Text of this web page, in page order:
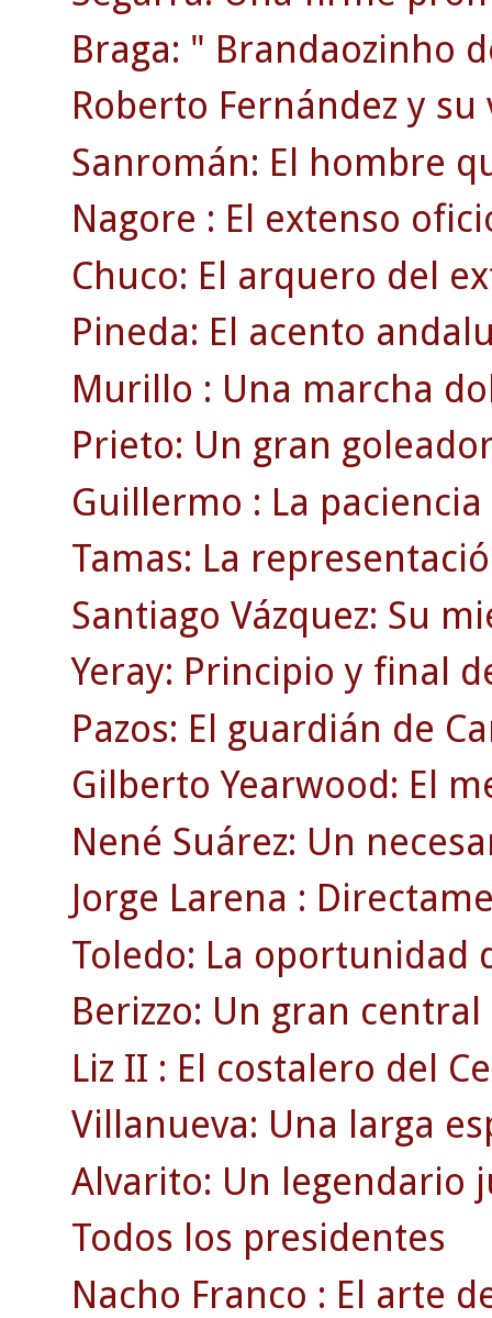
Braga: " Brandaozinho
Roberto Fernández y
Sanromán: El hombre
Nagore : El extenso
Chuco: El arquero del
Pineda: El acento
Murillo : Una marcha
Prieto: Un gran
Guillermo : La
Tamas: La
Santiago Vázquez: Su
Yeray: Principio y final
Pazos: El guardián de
Gilberto Yearwood: El
Nené Suárez: Un
Jorge Larena :
Toledo: La oportunidad
Berizzo: Un gran
Liz II : El costalero del
Villanueva: Una larga
Alvarito: Un legendario
Todos los presidentes
Nacho Franco : El arte